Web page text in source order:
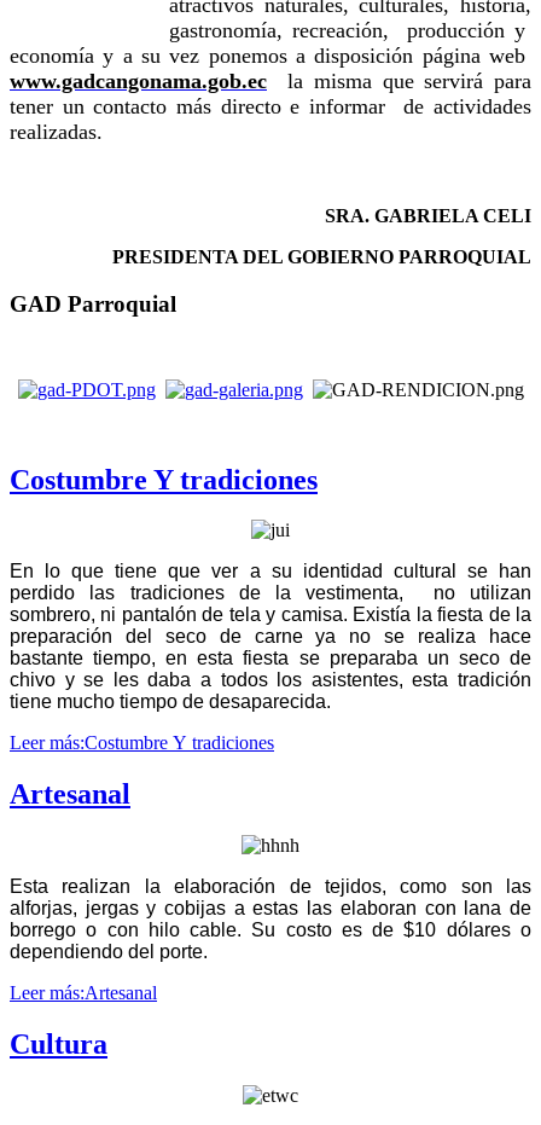
atractivos naturales, culturales, historia,
gastronomía, recreación, producción y
economía y a su vez ponemos a disposición página web
www.gadcangonama.gob.ec
la misma que servirá para
tener un contacto más directo e informar de actividades
realizadas.
SRA. GABRIELA CELI
PRESIDENTA DEL GOBIERNO PARROQUIAL
GAD Parroquial
Costumbre Y tradiciones
En lo que tiene que ver a su identidad cultural se han
perdido las tradiciones de la vestimenta, no utilizan
sombrero, ni pantalón de tela y camisa. Existía la fiesta de la
preparación del seco de carne ya no se realiza hace
bastante tiempo, en esta fiesta se preparaba un seco de
chivo y se les daba a todos los asistentes, esta tradición
tiene mucho tiempo de desaparecida.
Leer más:Costumbre Y tradiciones
Artesanal
Esta realizan la elaboración de tejidos, como son las
alforjas, jergas y cobijas a estas las elaboran con lana de
borrego o con hilo cable. Su costo es de $10 dólares o
dependiendo del porte.
Leer más:Artesanal
Cultura